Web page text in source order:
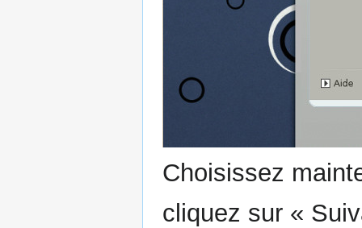
Choisissez
cliquez sur «